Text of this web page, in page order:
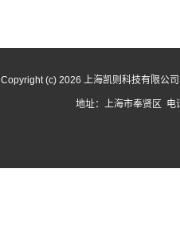
Copyright (c) 2026 上海凯则科技有限公
地址：上海市奉贤区